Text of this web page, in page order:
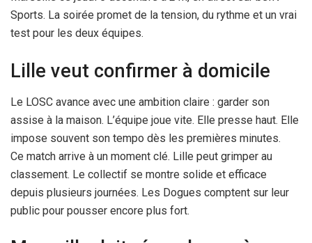
Sports. La soirée promet de la tension, du rythme et un vrai
test pour les deux équipes.
Lille veut confirmer à domicile
Le LOSC avance avec une ambition claire : garder son
assise à la maison. L’équipe joue vite. Elle presse haut. Elle
impose souvent son tempo dès les premières minutes.
Ce match arrive à un moment clé. Lille peut grimper au
classement. Le collectif se montre solide et efficace
depuis plusieurs journées. Les Dogues comptent sur leur
public pour pousser encore plus fort.